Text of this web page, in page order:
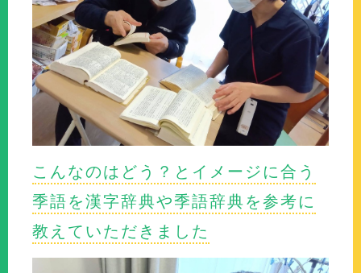
こんなのはどう？とイメージに合う
季語を漢字辞典や季語辞典を参考に
教えていただきました